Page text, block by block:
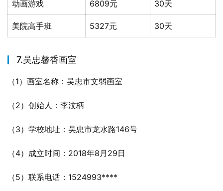
动画游戏 6809元 30天
美院高手班 5327元 30天
7.吴忠馨香画室
（1）画室名称：吴忠市文弱画室
（2）创始人：李汶柄
（3）学校地址：吴忠市龙水路146号
（4）成立时间：2018年8月29日
（5）联系电话：1524993****